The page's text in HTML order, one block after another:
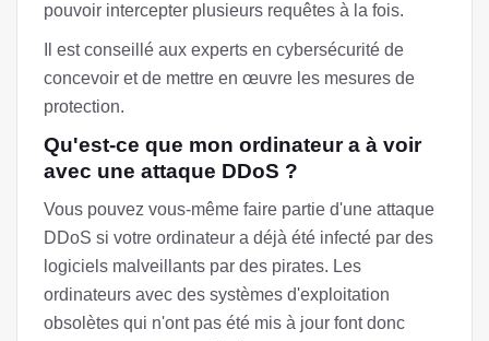
pouvoir intercepter plusieurs requêtes à la fois.
Il est conseillé aux experts en cybersécurité de
concevoir et de mettre en œuvre les mesures de
protection.
Qu'est-ce que mon ordinateur a à voir
avec une attaque DDoS ?
Vous pouvez vous-même faire partie d'une attaque
DDoS si votre ordinateur a déjà été infecté par des
logiciels malveillants par des pirates. Les
ordinateurs avec des systèmes d'exploitation
obsolètes qui n'ont pas été mis à jour font donc